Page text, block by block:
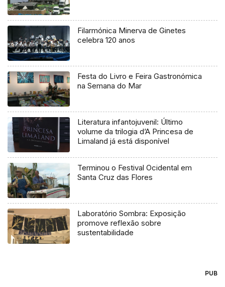
Filarmónica Minerva de Ginetes
celebra 120 anos
Festa do Livro e Feira Gastronómica
na Semana do Mar
Literatura infantojuvenil: Último
volume da trilogia d’A Princesa de
Limaland já está disponível
Terminou o Festival Ocidental em
Santa Cruz das Flores
Laboratório Sombra: Exposição
promove reflexão sobre
sustentabilidade
PUB